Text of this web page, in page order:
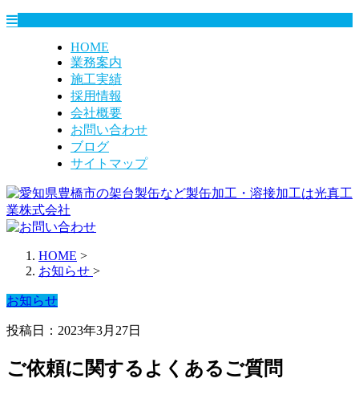
HOME
業務案内
施工実績
採用情報
会社概要
お問い合わせ
ブログ
サイトマップ
HOME >
お知らせ >
お知らせ
投稿日：2023年3月27日
ご依頼に関するよくあるご質問